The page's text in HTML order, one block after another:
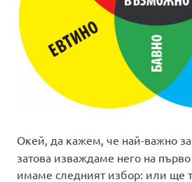
Окей, да кажем, че най-важно за
затова изваждаме него на
имаме следният избор: или ще